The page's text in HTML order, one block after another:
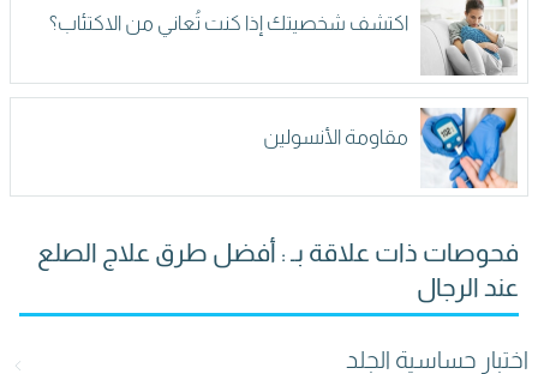
اكتشف شخصيتك إذا كنت تُعاني من الاكتئاب؟
مقاومة الأنسولين
فحوصات ذات علاقة بـ : أفضل طرق علاج الصلع
عند الرجال
اختبار حساسية الجلد